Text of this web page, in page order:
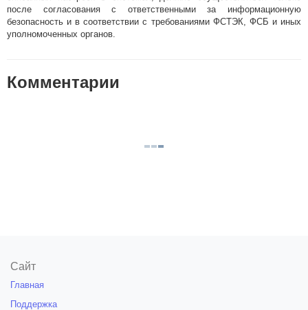
после согласования с ответственными за информационную
безопасность и в соответствии с требованиями ФСТЭК, ФСБ и иных
уполномоченных органов.
Комментарии
Сайт
Главная
Поддержка